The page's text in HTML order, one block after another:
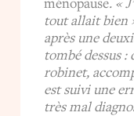
tout allait bien
après une
tombé dessus :
robinet,
est suivi une
très mal